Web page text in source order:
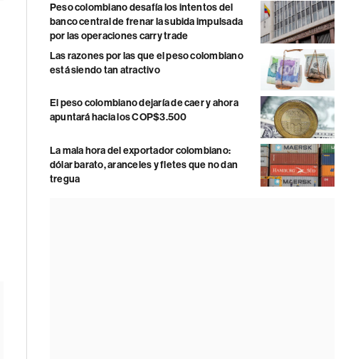
Peso colombiano desafía los intentos del
banco central de frenar la subida impulsada
por las operaciones carry trade
Las razones por las que el peso colombiano
está siendo tan atractivo
El peso colombiano dejaría de caer y ahora
apuntará hacia los COP$3.500
La mala hora del exportador colombiano:
dólar barato, aranceles y fletes que no dan
tregua